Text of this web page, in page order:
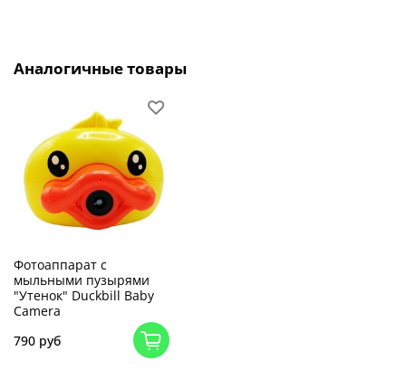
Аналогичные товары
Фотоаппарат с
мыльными пузырями
"Утенок" Duckbill Baby
Camera
790 руб